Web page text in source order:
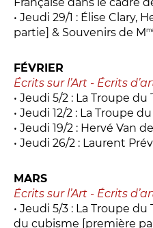
• Jeudi 29/1 : Élise Clary,
partie] & Souvenirs de M
FÉVRIER
Écrits sur l’Art - Écrits
• Jeudi 5/2 : La Troupe
• Jeudi 12/2 : La Troupe
• Jeudi 19/2 : Hervé Van
• Jeudi 26/2 : Laurent
MARS
Écrits sur l’Art - Écrits
• Jeudi 5/3 : La Troupe
du cubisme [première